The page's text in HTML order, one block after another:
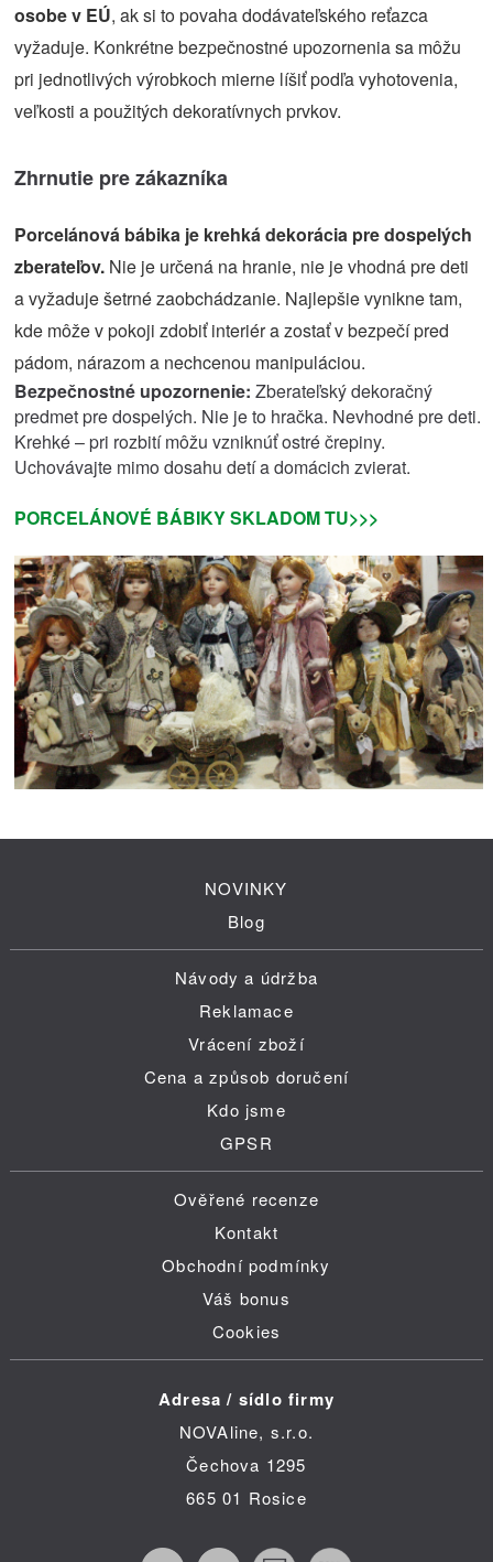
osobe v EÚ, ak si to povaha dodávateľského reťazca
vyžaduje. Konkrétne bezpečnostné upozornenia sa môžu
pri jednotlivých výrobkoch mierne líšiť podľa vyhotovenia,
veľkosti a použitých dekoratívnych prvkov.
Zhrnutie pre zákazníka
Porcelánová bábika je krehká dekorácia pre dospelých
zberateľov. Nie je určená na hranie, nie je vhodná pre deti
a vyžaduje šetrné zaobchádzanie. Najlepšie vynikne tam,
kde môže v pokoji zdobiť interiér a zostať v bezpečí pred
pádom, nárazom a nechcenou manipuláciou.
Bezpečnostné upozornenie: Zberateľský dekoračný
predmet pre dospelých. Nie je to hračka. Nevhodné pre deti.
Krehké – pri rozbití môžu vzniknúť ostré črepiny.
Uchovávajte mimo dosahu detí a domácich zvierat.
PORCELÁNOVÉ BÁBIKY SKLADOM TU>>>
NOVINKY
Blog
Návody a údržba
Reklamace
Vrácení zboží
Cena a způsob doručení
Kdo jsme
GPSR
Ověřené recenze
Kontakt
Obchodní podmínky
Váš bonus
Cookies
Adresa / sídlo firmy
NOVAline, s.r.o.
Čechova 1295
665 01 Rosice